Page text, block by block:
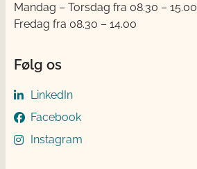
Mandag – Torsdag fra 08.30 – 15.00
Fredag fra 08.30 – 14.00
Følg os
LinkedIn
Facebook
Instagram